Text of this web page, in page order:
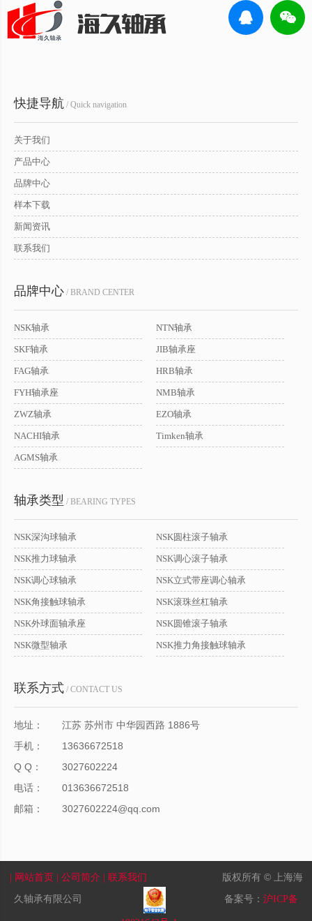
快捷导航 / Quick navigation
关于我们
产品中心
品牌中心
样本下载
新闻资讯
联系我们
品牌中心 / BRAND CENTER
NSK轴承 NTN轴承
SKF轴承 JIB轴承座
FAG轴承 HRB轴承
FYH轴承座 NMB轴承
ZWZ轴承 EZO轴承
NACHI轴承 Timken轴承
AGMS轴承
轴承类型 / BEARING TYPES
NSK深沟球轴承 NSK圆柱滚子轴承
NSK推力球轴承 NSK调心滚子轴承
NSK调心球轴承 NSK立式带座调心轴承
NSK角接触球轴承 NSK滚珠丝杠轴承
NSK外球面轴承座 NSK圆锥滚子轴承
NSK微型轴承 NSK推力角接触球轴承
联系方式 / CONTACT US
地址：
江苏 苏州市 中华园西路 1886号
手机：
13636672518
Q Q：
3027602224
电话：
013636672518
邮箱：
3027602224@qq.com
| 网站首页 | 公司简介 | 联系我们
版权所有 © 上海海
久轴承有限公司
备案号： 沪ICP备